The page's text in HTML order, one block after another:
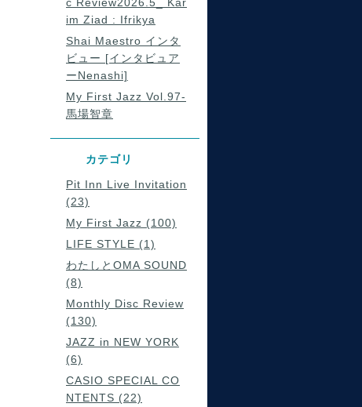
im Ziad : Ifrikya
Shai Maestro インタ
ビュー [インタビュア
ーNenashi]
My First Jazz Vol.97-
馬場智章
カテゴリ
Pit Inn Live Invitation
(23)
My First Jazz (100)
LIFE STYLE (1)
わたしとOMA SOUND
(8)
Monthly Disc Review
(130)
JAZZ in NEW YORK
(6)
CASIO SPECIAL CO
NTENTS (22)